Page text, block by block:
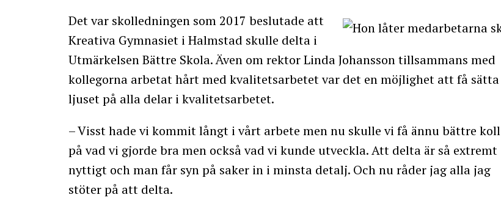
Det var skolledningen som 2017 beslutade att
Kreativa Gymnasiet i Halmstad skulle delta i
Utmärkelsen Bättre Skola. Även om rektor Linda Johansson tillsammans med
kollegorna arbetat hårt med kvalitetsarbetet var det en möjlighet att få sätta
ljuset på alla delar i kvalitetsarbetet.
– Visst hade vi kommit långt i vårt arbete men nu skulle vi få ännu bättre koll
på vad vi gjorde bra men också vad vi kunde utveckla. Att delta är så extremt
nyttigt och man får syn på saker in i minsta detalj. Och nu råder jag alla jag
stöter på att delta.